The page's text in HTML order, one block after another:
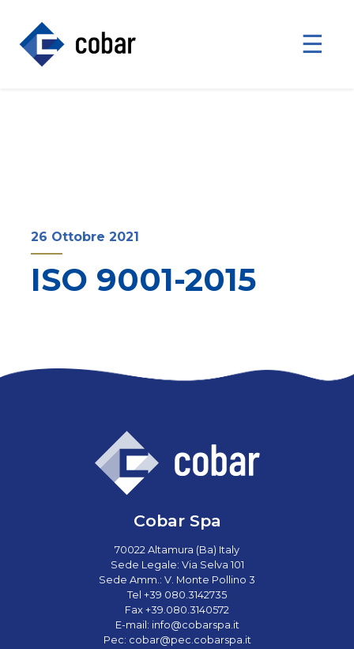
☰
26 Ottobre 2021
ISO 9001-2015
Cobar Spa
70022 Altamura (Ba) Italy
Sede Legale: Via Selva 101
Sede Amm.: V. Monte Pollino 3
Tel +39 080.3142735
Fax +39.080.3140572
E-mail: info@cobarspa.it
Pec: cobar@pec.cobarspa.it